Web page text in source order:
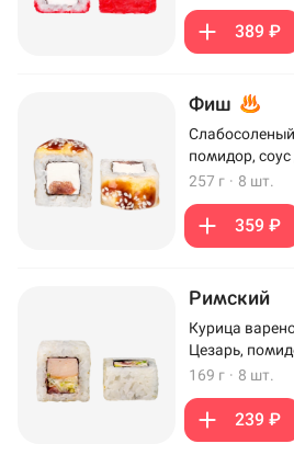
389 ₽
Фиш
помидор,
257 г · 8 шт.
359 ₽
Римский
Курица
Цезарь,
169 г · 8 шт.
239 ₽